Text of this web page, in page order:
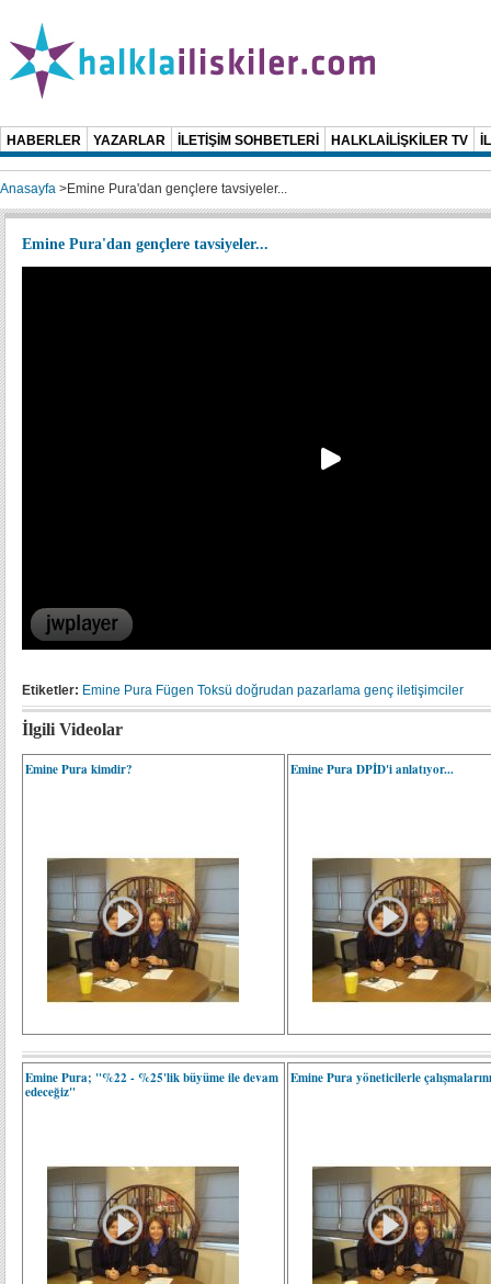
HABERLER YAZARLAR İLETİŞİM SOHBETLERİ HALKLAİLİŞKİLER TV
Anasayfa >Emine Pura'dan gençlere tavsiyeler...
Emine Pura'dan gençlere tavsiyeler...
Etiketler: Emine Pura Fügen Toksü doğrudan pazarlama genç iletişimciler
İlgili Videolar
Emine Pura kimdir? Emine Pura DPİD'i anlatıyor...
Emine Pura; "%22 - %25'lik büyüme ile devam
edeceğiz"
Emine Pura yöneticilerle